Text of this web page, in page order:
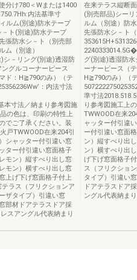
分け780＜Wまたは1400
内法基準寸
ルム(別途)防水テープ
ト(別途)防水テープ
張防水シ－ト（別売部
ム（別途）
－リング(別途)透湿防
グルコーナーピース
ド：H≧790のみ）（テ
：内法寸法
寸法／納まり参考図施
の色は、印刷の特性上
でご了承ください。装
戸TWWOOD在来204引
シャッター付引違い窓
ター付引違い窓面格子
モン）縦すべり出し窓
モン）横すべり出し窓
上げ下げ窓面格子付上
ラス（フリクションア
ザタイプ）引違い窓
部材ドアテラスドア採
スアングル代表納まり
在来テラス縦断
(別売部品)シー
ルム（別途）防
先張防水シ－ト
グ(別途)透湿防
ーナーピース（
H≧790のみ）（
準寸法
り参考図施工上
TWWOOD在来
ャッター付引違
ー付引違い窓面
ン）縦すべり出
ン）横すべり出
げ下げ窓面格子
ス（フリクショ
タイプ）引違い
ドアテラスドア
ングル代表納ま